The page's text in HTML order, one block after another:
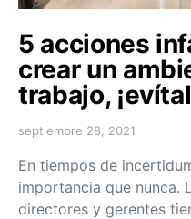
5 acciones
crear un
trabajo,
septiembre 28, 2021
En tiempos de
importancia que nunca.
directores y gerentes